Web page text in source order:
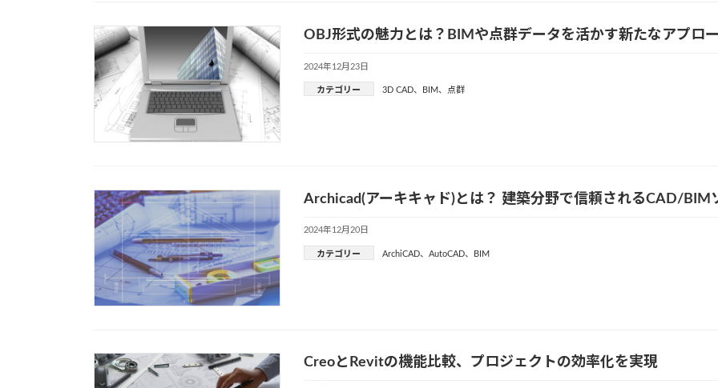
OBJ形式の魅力とは？BIMや点群データを活かす新たなアプロ
2024年12月23日
カテゴリー 3D CAD、 BIM、 点群
Archicad(アーキキャド)とは？ 建築分野で信頼されるCAD/BIM
2024年12月20日
カテゴリー ArchiCAD、 AutoCAD、 BIM
CreoとRevitの機能比較、プロジェクトの効率化を実現